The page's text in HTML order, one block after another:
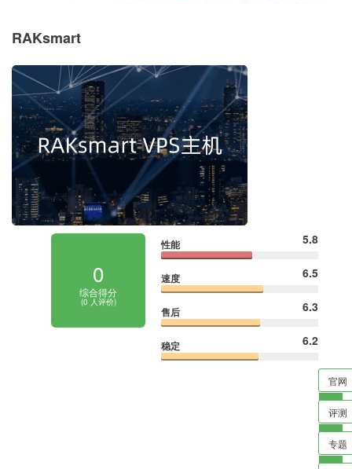
RAKsmart
0
综合得分
(0 人评价)
性能 5.8
速度 6.5
售后 6.3
稳定 6.2
官网
评测
专题